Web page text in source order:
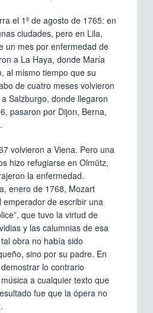
el 1º de agosto de 1765: en
ciudades, pero en Lila,
un mes por enfermedad de
a La Haya, donde María
al mismo tiempo que su
de cuatro meses volvieron
Salzburgo, donde llegaron
pasaron por Dijon, Berna,
volvieron a Viena. Pero una
hizo refugiarse en Olmütz,
la enfermedad.
enero de 1768, Mozart
emperador de escribir una
que tuvo la virtud de
y las calumnias de esa
obra no había sido
sino por su padre. En
lo contrario
a cualquier texto que
fue que la ópera no